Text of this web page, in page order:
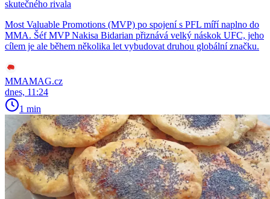
skutečného rivala
Most Valuable Promotions (MVP) po spojení s PFL míří naplno do
MMA. Šéf MVP Nakisa Bidarian přiznává velký náskok UFC, jeho
cílem je ale během několika let vybudovat druhou globální značku.
MMAMAG.cz
dnes, 11:24
1 min